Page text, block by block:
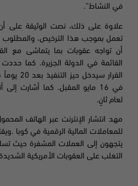
في النشاط”.
علاوة على ذلك، نصت الوثيقة على
تعمل بموجب هذا الترخيص،
أن تواجه عقوبات بما يتماشى مع
القائمة في الدولة الجزيرة. كما
القرار
في 16 مايو المقبل. كما أشارت
لعام ثانٍ.
للمعاملات المالية الرقمية في كوبا
يتجهون إلى العملات المشفرة حيث
التغلب على العقوبات الأمريكية